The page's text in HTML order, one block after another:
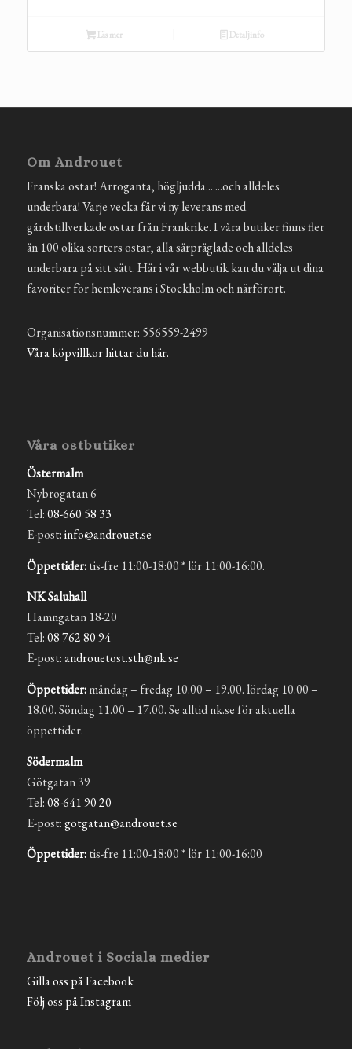
Läs mer Detaljinfo
Om Androuet
Franska ostar! Arroganta, högljudda... ...och alldeles
underbara! Varje vecka får vi ny leverans med
gårdstillverkade ostar från Frankrike. I våra butiker finns fler
än 100 olika sorters ostar, alla särpräglade och alldeles
underbara på sitt sätt. Här i vår webbutik kan du välja ut dina
favoriter för hemleverans i Stockholm och närförort.
Organisationsnummer: 556559-2499
Våra köpvillkor hittar du här.
Våra ostbutiker
Östermalm
Nybrogatan 6
Tel:08-660 58 33
E-post:info@androuet.se
Öppettider:tis-fre 11:00-18:00 * lör 11:00-16:00.
NK Saluhall
Hamngatan 18-20
Tel:08 762 80 94
E-post:androuetost.sth@nk.se
Öppettider:måndag – fredag 10.00 – 19.00. lördag 10.00 –
18.00. Söndag 11.00 – 17.00. Se alltid nk.se för aktuella
öppettider.
Södermalm
Götgatan 39
Tel:08-641 90 20
E-post:gotgatan@androuet.se
Öppettider:tis-fre 11:00-18:00 * lör 11:00-16:00
Androuet i Sociala medier
Gilla oss på Facebook
Följ oss på Instagram